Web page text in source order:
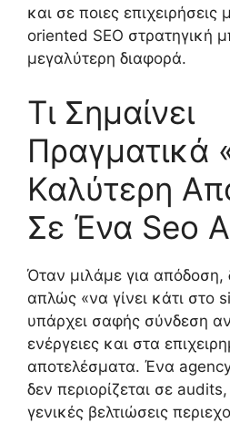
και σε ποιες
oriented SEO στρατηγική
μεγαλύτερη διαφορά.
Τι Σημαίνει
Πραγματικά
Καλύτερη
Σε Ένα Seo
Όταν μιλάμε για απόδοση,
απλώς «να γίνει κάτι στο
υπάρχει σαφής σύνδεση
ενέργειες και στα
αποτελέσματα. Ένα
δεν περιορίζεται σε
γενικές βελτιώσεις